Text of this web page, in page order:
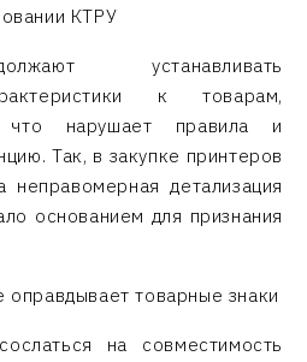
КТРУ
устанавливать
к товарам,
нарушает правила и
Так, в закупке принтеров
детализация
основанием для признания
товарные знаки
на совместимость